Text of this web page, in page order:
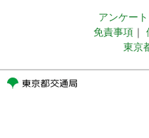
アンケート
免責事項 ｜
東京